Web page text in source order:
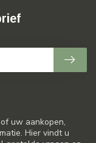
uw aankopen,
Hier vindt u